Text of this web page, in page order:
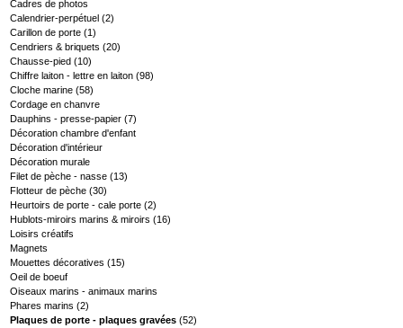
Cadres de photos
Calendrier-perpétuel (2)
Carillon de porte (1)
Cendriers & briquets (20)
Chausse-pied (10)
Chiffre laiton - lettre en laiton (98)
Cloche marine (58)
Cordage en chanvre
Dauphins - presse-papier (7)
Décoration chambre d'enfant
Décoration d'intérieur
Décoration murale
Filet de pèche - nasse (13)
Flotteur de pèche (30)
Heurtoirs de porte - cale porte (2)
Hublots-miroirs marins & miroirs (16)
Loisirs créatifs
Magnets
Mouettes décoratives (15)
Oeil de boeuf
Oiseaux marins - animaux marins
Phares marins (2)
Plaques de porte - plaques gravées (52)